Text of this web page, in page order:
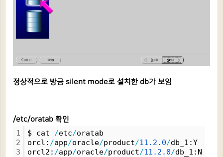
정상적으로 방금 silent mode로 설치한 db가 보임
/etc/oratab 확인
1
2
3
$ cat /etc/oratab
orcl: /app/oracle/product/11. 2. 0/db_1:Y
orcl2: /app/oracle/product/11. 2. 0/db_1:N